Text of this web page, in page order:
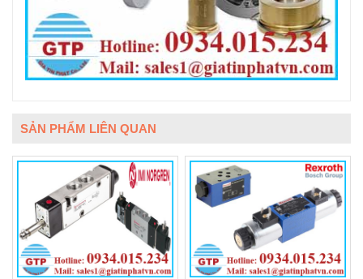
SẢN PHẨM LIÊN QUAN